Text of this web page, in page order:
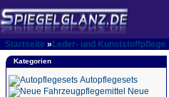
Startseite » Leder- und Kunststoffpflege
Kategorien
Autopflegesets
Neue